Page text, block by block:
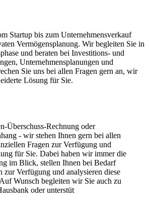
Startup bis zum Unternehmensverkauf
Vermögensplanung. Wir begleiten Sie in
und beraten bei Investitions- und
Unternehmensplanungen und
Sie uns bei allen Fragen gern an, wir
Lösung für Sie.
Überschuss-Rechnung oder
- wir stehen Ihnen gern bei allen
Fragen zur Verfügung und
für Sie. Dabei haben wir immer die
im Blick, stellen Ihnen bei Bedarf
zur Verfügung und analysieren diese
Wunsch begleiten wir Sie auch zu
oder unterstützen Sie bei der